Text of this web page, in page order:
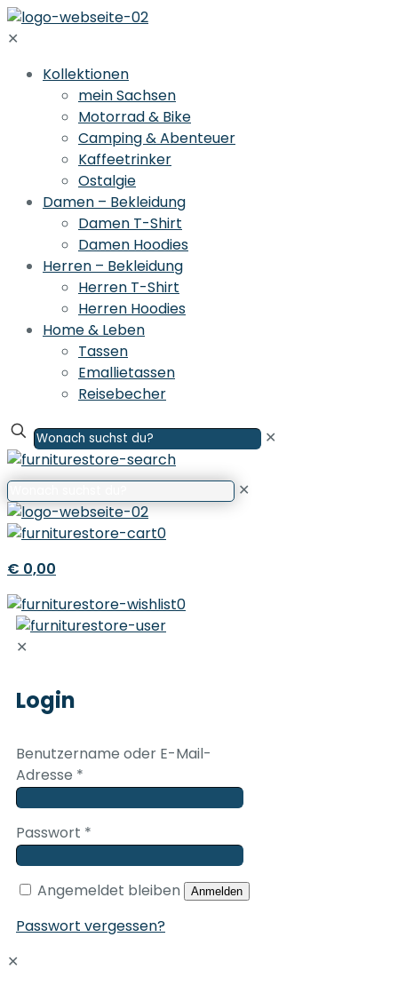
✕
Kollektionen
mein Sachsen
Motorrad & Bike
Camping & Abenteuer
Kaffeetrinker
Ostalgie
Damen – Bekleidung
Damen T-Shirt
Damen Hoodies
Herren – Bekleidung
Herren T-Shirt
Herren Hoodies
Home & Leben
Tassen
Emallietassen
Reisebecher
✕
✕
0
€ 0,00
0
✕
Login
Benutzername oder E-Mail-
Adresse *
Passwort *
Angemeldet bleiben Anmelden
Passwort vergessen?
✕